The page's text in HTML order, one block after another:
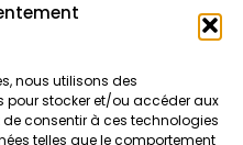
nous utilisons des
pour stocker et/ou accéder aux
consentir à ces technologies
telles que le comportement